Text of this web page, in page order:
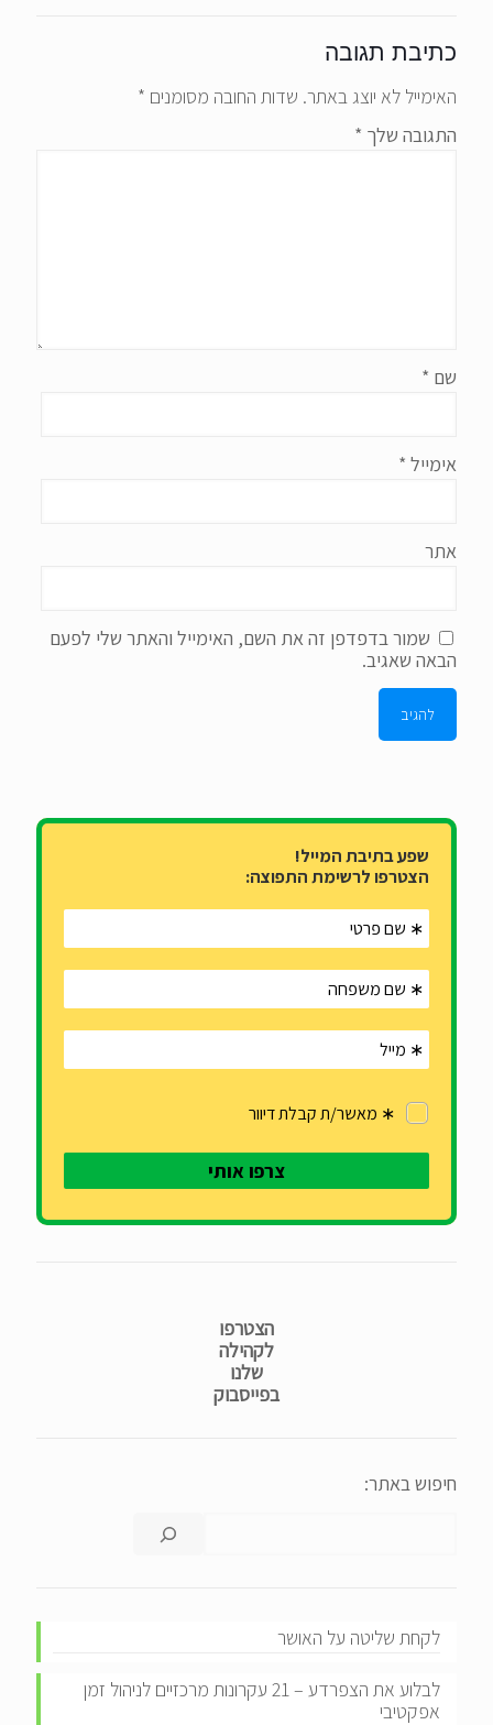
כתיבת תגובה
האימייל לא יוצג באתר. שדות החובה מסומנים *
התגובה שלך *
שם *
אימייל *
אתר
שמור בדפדפן זה את השם, האימייל והאתר שלי לפעם
הבאה שאגיב.
הצטרפו
לקהילה
שלנו
בפייסבוק
חיפוש באתר:
לקחת שליטה על האושר
לבלוע את הצפרדע – 21 עקרונות מרכזיים לניהול זמן
אפקטיבי